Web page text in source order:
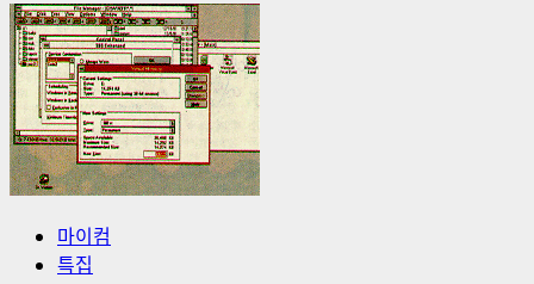
마이컴
특집